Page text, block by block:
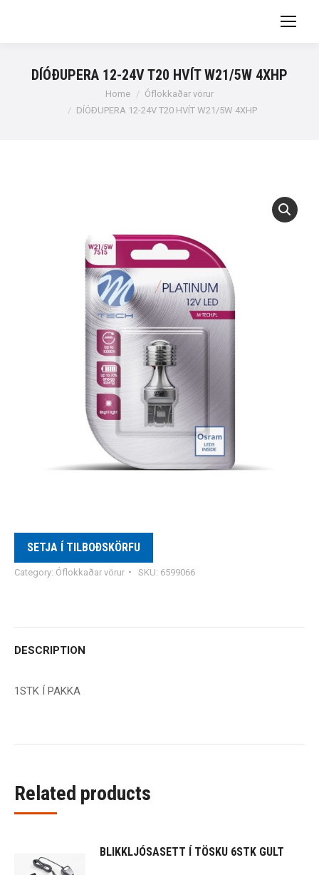
DÍÓÐUPERA 12-24V T20 HVÍT W21/5W 4XHP
Home
Óflokkaðar vörur
DÍÓÐUPERA 12-24V T20 HVÍT W21/5W 4XHP
SETJA Í TILBOÐSKÖRFU
Category: Óflokkaðar vörur SKU: 6599066
DESCRIPTION
1STK Í PAKKA
Related products
BLIKKLJÓSASETT Í TÖSKU 6STK GULT